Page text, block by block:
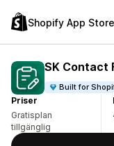
Shopify App Store
SK Contact
Built for
Priser
Gratisplan
tillgänglig